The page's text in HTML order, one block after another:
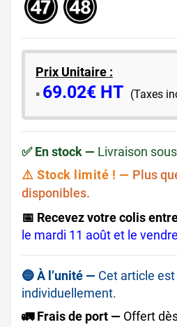
Prix Unitaire :
​▪️​ 69.02€ HT (Taxes
✅ En stock — Livraison
⚠️ Stock limité ! — Plus
disponibles.
📅 Recevez votre colis
le mardi 11 août et le
🔵 À l’unité — Cet article
individuellement.
🚛 Frais de port — Offert